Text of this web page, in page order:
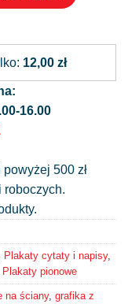
12,00 zł
16.00
500 zł
roboczych.
Plakaty cytaty i napisy,
Plakaty pionowe
na ściany, grafika z